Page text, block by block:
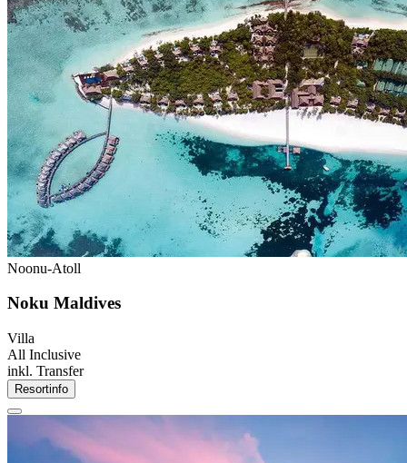
Noonu-Atoll
Noku Maldives
Villa
All Inclusive
inkl. Transfer
Resortinfo